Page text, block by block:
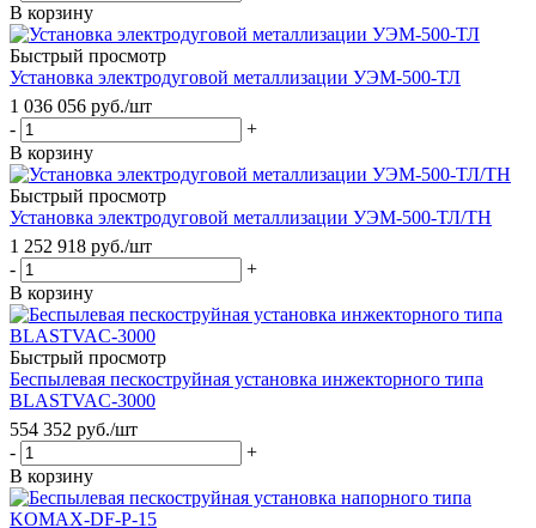
В корзину
Быстрый просмотр
Установка электродуговой металлизации УЭМ-500-ТЛ
1 036 056 руб./шт
-
+
В корзину
Быстрый просмотр
Установка электродуговой металлизации УЭМ-500-ТЛ/ТН
1 252 918 руб./шт
-
+
В корзину
Быстрый просмотр
Беспылевая пескоструйная установка инжекторного типа
BLASTVAC-3000
554 352 руб./шт
-
+
В корзину